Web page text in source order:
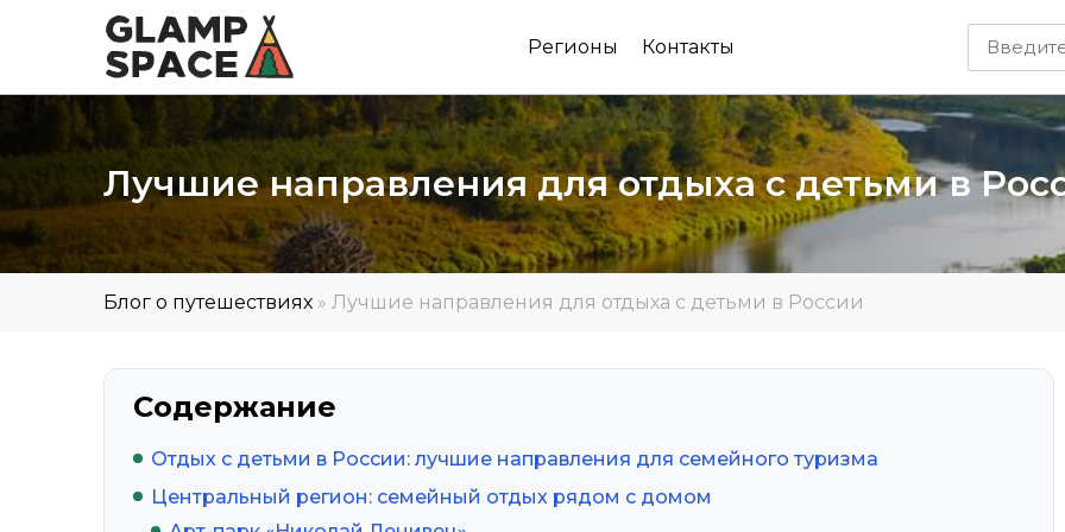
Регионы Контакты
Лучшие направления для отдыха с детьми в
Блог о путешествиях » Лучшие направления для отдыха с детьми в России
Содержание
Отдых с детьми в России: лучшие направления для семейного туризма
Центральный регион: семейный отдых рядом с домом